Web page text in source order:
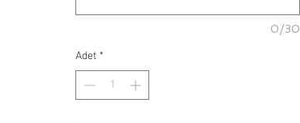
Yumuşacık dokusuyla hem bebeğinizin
Setimizin içerisinde neler var?
🍼 Yumuşacık Müslin Tulum
0/30
Adet *